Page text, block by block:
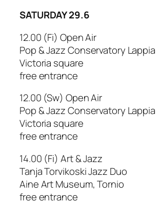
SATURDAY 29.6
12.00 (Fi) Open Air
Pop & Jazz Conservatory Lappia
Victoria square
free entrance
12.00 (Sw) Open Air
Pop & Jazz Conservatory Lappia
Victoria square
free entrance
14.00 (Fi) Art & Jazz
Tanja Torvikoski Jazz Duo
Aine Art Museum, Tornio
free entrance